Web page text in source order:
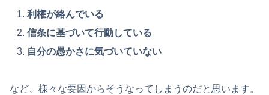
利権が絡んでいる
信条に基づいて行動している
自分の愚かさに気づいていない
など、様々な要因からそうなってしまうのだと思います。